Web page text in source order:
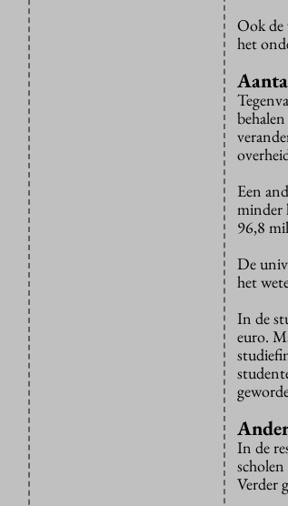
Ook de
het
Een
minder
96,8
De
het
In de
euro.
In de
Verder